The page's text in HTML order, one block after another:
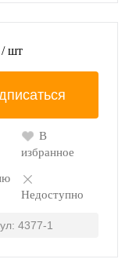
/ шт
В
избранное
Недоступно
4377-1